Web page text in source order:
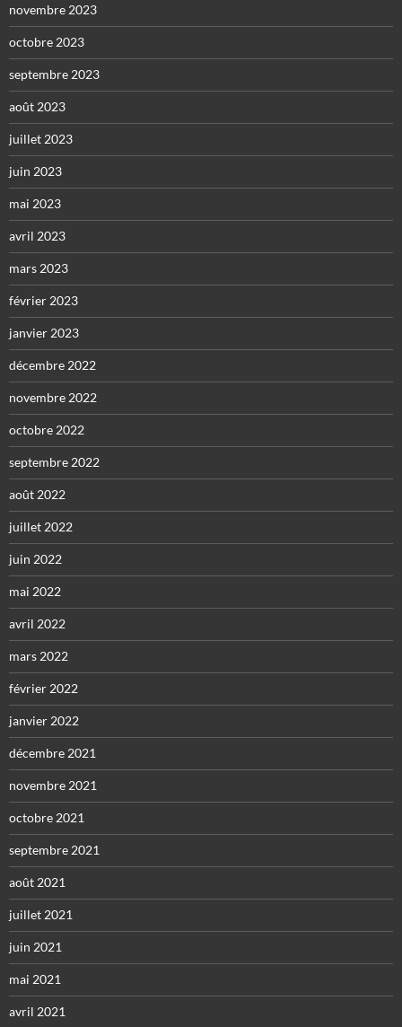
novembre 2023
octobre 2023
septembre 2023
août 2023
juillet 2023
juin 2023
mai 2023
avril 2023
mars 2023
février 2023
janvier 2023
décembre 2022
novembre 2022
octobre 2022
septembre 2022
août 2022
juillet 2022
juin 2022
mai 2022
avril 2022
mars 2022
février 2022
janvier 2022
décembre 2021
novembre 2021
octobre 2021
septembre 2021
août 2021
juillet 2021
juin 2021
mai 2021
avril 2021